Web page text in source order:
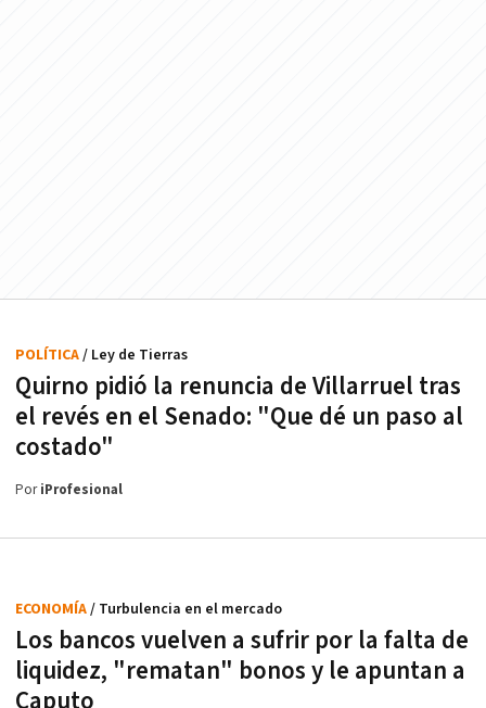
Quirno pidió la renuncia de Villarruel tras
el revés en el Senado: "Que dé un paso al
costado"
POLÍTICA/ Ley de Tierras
PoriProfesional
Los bancos vuelven a sufrir por la falta de
liquidez, "rematan" bonos y le apuntan a
Caputo
ECONOMÍA/ Turbulencia en el mercado